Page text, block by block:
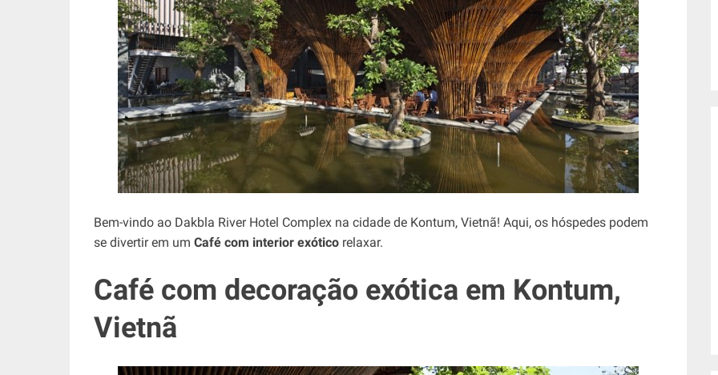
Bem-vindo ao Dakbla River Hotel Complex na cidade de Kontum, Vietnã! Aqui, os hóspedes podem
se divertir em um Café com interior exótico relaxar.
Café com decoração exótica em Kontum,
Vietnã